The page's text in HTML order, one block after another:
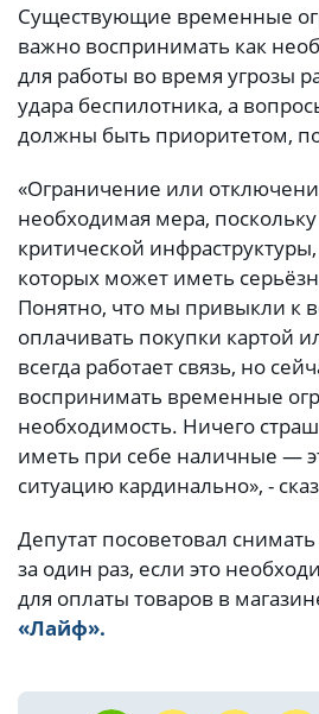
Существующие временные
важно воспринимать как
для работы во время угрозы
удара беспилотника, а
должны быть приоритетом,
«Ограничение или
необходимая мера,
критической
которых может иметь
Понятно, что мы привыкли к
оплачивать покупки картой
всегда работает связь, но
воспринимать временные
необходимость. Ничего
иметь при себе наличные —
ситуацию кардинально», -
Депутат посоветовал
за один раз, если это
для оплаты товаров в
«Лайф».